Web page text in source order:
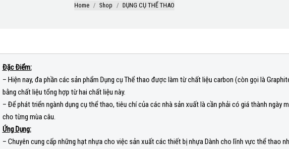
Home Shop DỤNG CỤ THỂ THAO
Đặc Điểm:
– Hiện nay, đa phần các sản phẩm Dụng cụ Thể thao được làm từ chất liệu carbon (còn gọi là
bằng chất liệu tổng hợp từ hai chất liệu này.
– Để phát triển ngành dụng cụ thể thao, tiêu chí của các nhà sản xuất là cần phải có giá thành ngày
cho từng mùa câu.
Ứng Dụng:
– Chuyên cung cấp những hạt nhựa cho việc sản xuất các thiết bị nhựa Dành cho lĩnh vực thể thao